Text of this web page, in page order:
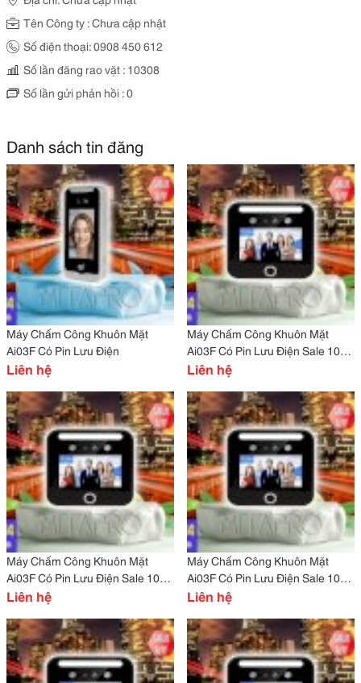
Tên Công ty : Chưa cập nhật
Số điện thoại: 0908 450 612
Số lần đăng rao vặt : 10308
Số lần gửi phản hồi : 0
Danh sách tin đăng
Máy Chấm Công Khuôn Mặt
Ai03F Có Pin Lưu Điện
Liên hệ
Máy Chấm Công Khuôn Mặt
Ai03F Có Pin Lưu Điện Sale 10%
Cho Quán Nhậu Tại Đồng Tháp
Liên hệ
Máy Chấm Công Khuôn Mặt
Ai03F Có Pin Lưu Điện Sale 10%
Cho Quán Nhậu Tại Điện Biên
Liên hệ
Máy Chấm Công Khuôn Mặt
Ai03F Có Pin Lưu Điện Sale 10%
Cho Quán Nhậu Tại Đắc Nông
Liên hệ